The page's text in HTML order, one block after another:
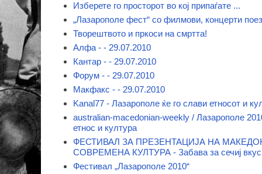
Изберете го просторот во кој припаѓате ...
„Лазарополе фест“ со филмови, концерти
Творештвото и пркоси на смртта!
Алфа - - 29.07.2010
Кантар - - 29.07.2010
Форум - - 29.07.2010
Макфакс - - 29.07.2010
Kanal77 - Лазарополе ќе го слави етносот и
australian-macedonian-weekly / Лазарополе
етнос и култура
ФЕСТИВАЛ ЗА ПРЕЗЕНТАЦИЈА НА
СОВРЕМЕНА КУЛТУРА - Забава за сечиј вкус
Фестивал „Лазарополе 2010“